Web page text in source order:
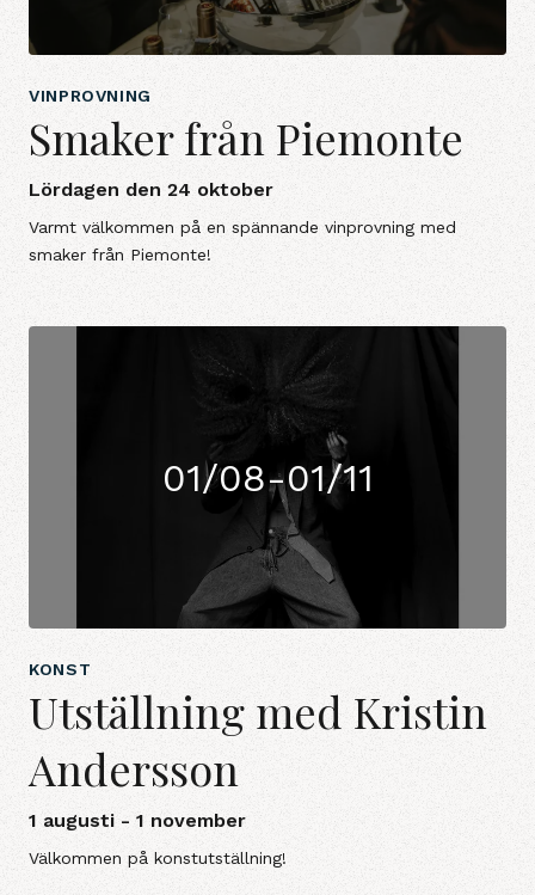
VINPROVNING
Smaker från Piemonte
Lördagen den 24 oktober
Varmt välkommen på en spännande vinprovning med
smaker från Piemonte!
01/08-01/11
KONST
Utställning med Kristin
Andersson
1 augusti - 1 november
Välkommen på konstutställning!